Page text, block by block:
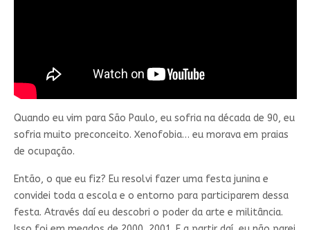
Quando eu vim para São Paulo, eu sofria na década de 90, eu
sofria muito preconceito. Xenofobia… eu morava em praias
de ocupação.
Então, o que eu fiz? Eu resolvi fazer uma festa junina e
convidei toda a escola e o entorno para participarem dessa
festa. Através daí eu descobri o poder da arte e militância.